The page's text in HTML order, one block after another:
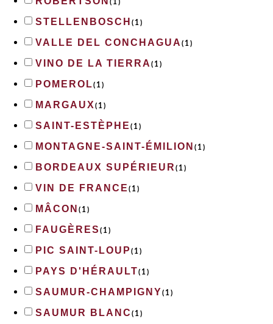
( 1 )
STELLENBOSCH ( 1 )
VALLE DEL CONCHAGUA ( 1 )
VINO DE LA TIERRA ( 1 )
POMEROL( 1 )
MARGAUX ( 1 )
SAINT-ESTÈPHE ( 1 )
MONTAGNE-SAINT-ÉMILION ( 1 )
BORDEAUX SUPÉRIEUR ( 1 )
VIN DE FRANCE ( 1 )
MÂCON ( 1 )
FAUGÈRES ( 1 )
PIC SAINT-LOUP ( 1 )
PAYS D'HÉRAULT( 1 )
SAUMUR-CHAMPIGNY( 1 )
SAUMUR BLANC ( 1 )